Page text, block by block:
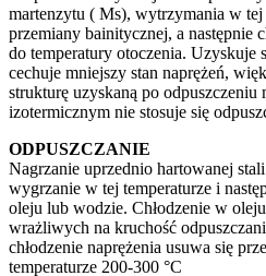
martenzytu ( Ms), wytrzymania w
przemiany bainitycznej, a następnie
do temperatury otoczenia. Uzyskuje
cechuje mniejszy stan naprężeń,
strukturę uzyskaną po odpuszczeniu
izotermicznym nie stosuje się
ODPUSZCZANIE
Nagrzanie uprzednio hartowanej
wygrzanie w tej temperaturze i
oleju lub wodzie. Chłodzenie w
wrażliwych na kruchość
chłodzenie naprężenia usuwa się
temperaturze 200-300 °C